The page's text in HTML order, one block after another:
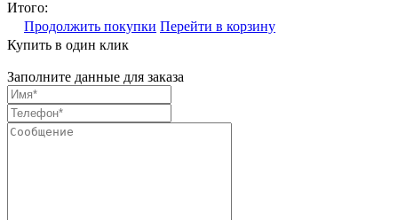
Итого:
Продолжить покупки Перейти в корзину
Купить в один клик
Заполните данные для заказа